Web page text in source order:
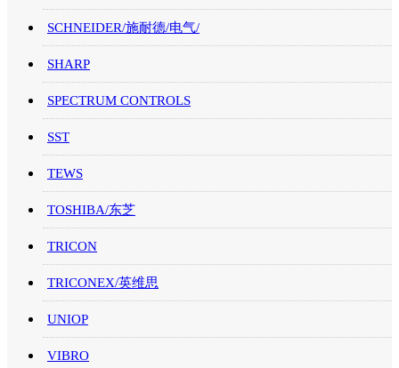
SCHNEIDER/施耐德/电气/
SHARP
SPECTRUM CONTROLS
SST
TEWS
TOSHIBA/东芝
TRICON
TRICONEX/英维思
UNIOP
VIBRO